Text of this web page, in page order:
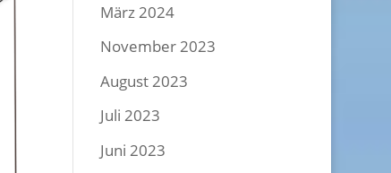
März 2024
November 2023
August 2023
Juli 2023
Juni 2023